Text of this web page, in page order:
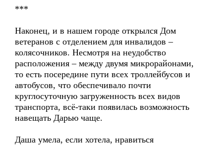
***
Наконец, и в нашем городе открылся Дом
ветеранов с отделением для инвалидов –
колясочников. Несмотря на неудобство
расположения – между двумя микрорайонами,
то есть посередине пути всех троллейбусов и
автобусов, что обеспечивало почти
круглосуточную загруженность всех видов
транспорта, всё-таки появилась возможность
навещать Дарью чаще.
Даша умела, если хотела, нравиться